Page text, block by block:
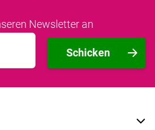
Newsletter an
Schicken